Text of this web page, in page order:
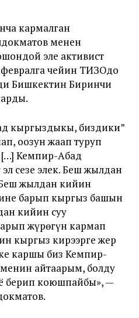
кармалган
менен
эле активист
чейин ТИЗОдо
Бишкектин Биринчи
кыргыздыкы, биздики”
оозун жаап туруп
[…] Кемпир-Абад
сезе элек. Беш жылдан
жылдан кийин
барып кыргыз башын
кийин суу
жүрөгүн кармап
кыргыз кирээрге жер
каршы биз Кемпир-
айтаарым, болду
берип коюшпайбы», —